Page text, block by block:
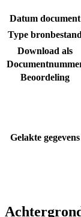
Datum document
Type bronbestand
Download als
Beoordeling
Gelakte gegevens